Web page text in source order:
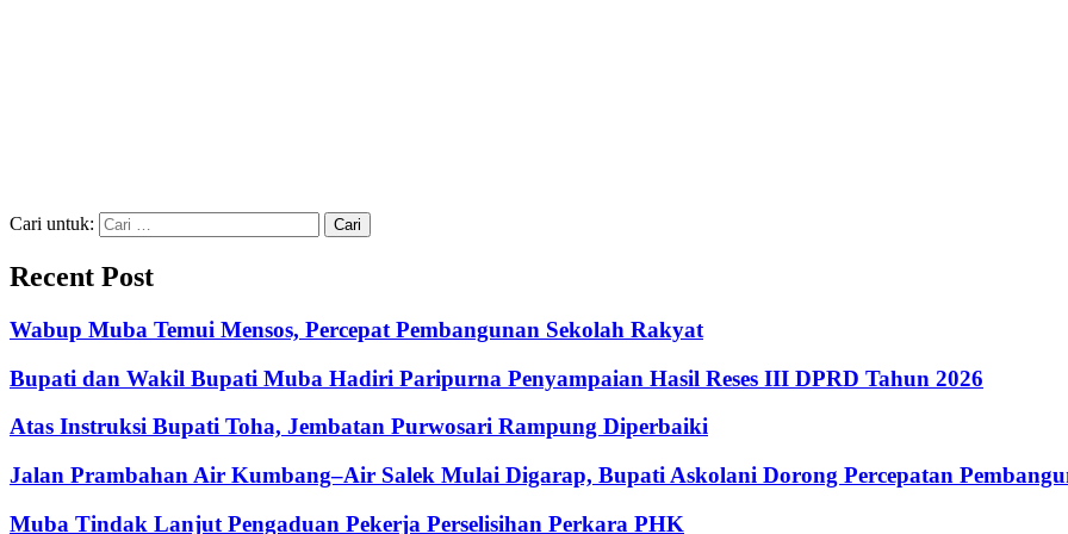
Cari untuk:
Recent Post
Wabup Muba Temui Mensos, Percepat Pembangunan Sekolah Rakyat
Bupati dan Wakil Bupati Muba Hadiri Paripurna Penyampaian Hasil Reses III DPRD Tahun 2026
Atas Instruksi Bupati Toha, Jembatan Purwosari Rampung Diperbaiki
Jalan Prambahan Air Kumbang–Air Salek Mulai Digarap, Bupati Askolani Dorong Percepatan
Muba Tindak Lanjut Pengaduan Pekerja Perselisihan Perkara PHK